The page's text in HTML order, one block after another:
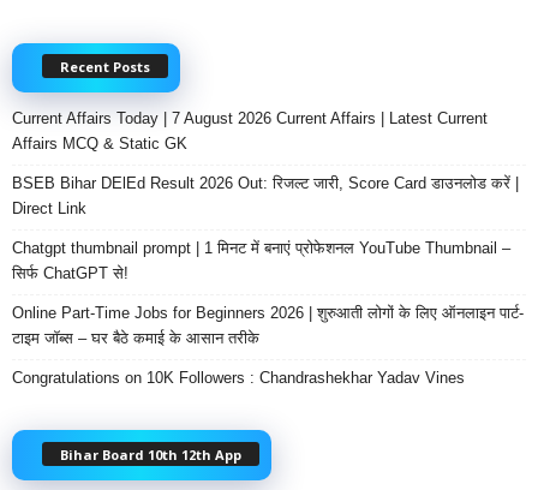
Recent Posts
Current Affairs Today | 7 August 2026 Current Affairs | Latest Current
Affairs MCQ & Static GK
BSEB Bihar DElEd Result 2026 Out: रिजल्ट जारी, Score Card डाउनलोड करें |
Direct Link
Chatgpt thumbnail prompt | 1 मिनट में बनाएं प्रोफेशनल YouTube Thumbnail –
सिर्फ ChatGPT से!
Online Part-Time Jobs for Beginners 2026 | शुरुआती लोगों के लिए ऑनलाइन पार्ट-
टाइम जॉब्स – घर बैठे कमाई के आसान तरीके
Congratulations on 10K Followers : Chandrashekhar Yadav Vines
Bihar Board 10th 12th App